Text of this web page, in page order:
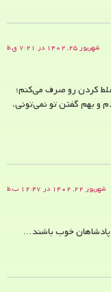
شهریور ۲۵, ۱۴۰۲ در ۷:۲۱ ق.ظ
کردن رو صرف می‌کنم؛
و بهم گفتن تو نمی‌تونی.
شهریور ۲۲, ۱۴۰۲ در ۱۲:۴۷ ب.ظ
پادشاهان خوب باشند…